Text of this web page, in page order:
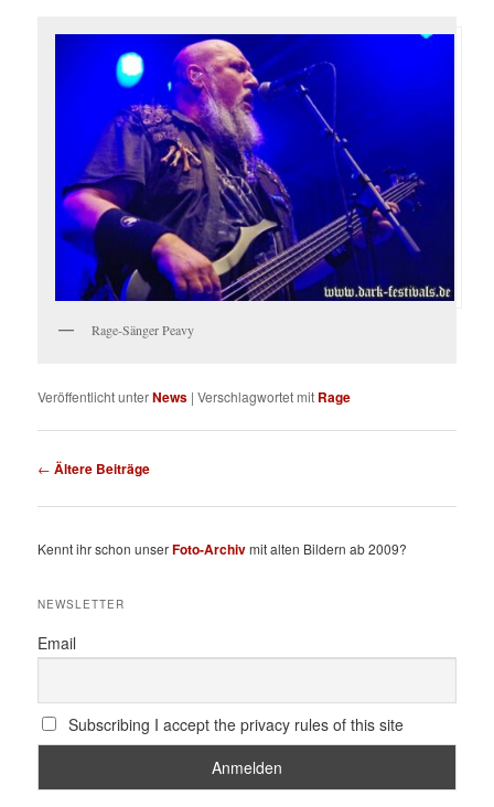
Rage-Sänger Peavy
Veröffentlicht unterNews |Verschlagwortet mit Rage
Beitragsnavigation
← Ältere Beiträge
Kennt ihr schon unserFoto-Archivmit alten Bildern ab 2009?
NEWSLETTER
Email
Subscribing I accept the privacy rules of this site